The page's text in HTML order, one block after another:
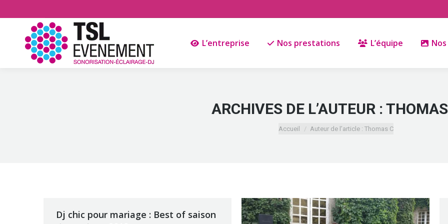
L’entreprise Nos prestations L’équipe
ARCHIVES DE L’AUTEUR :
Vous êtes ici :
Accueil Auteur de l’article : Thomas C
Dj chic pour mariage : Best of saison